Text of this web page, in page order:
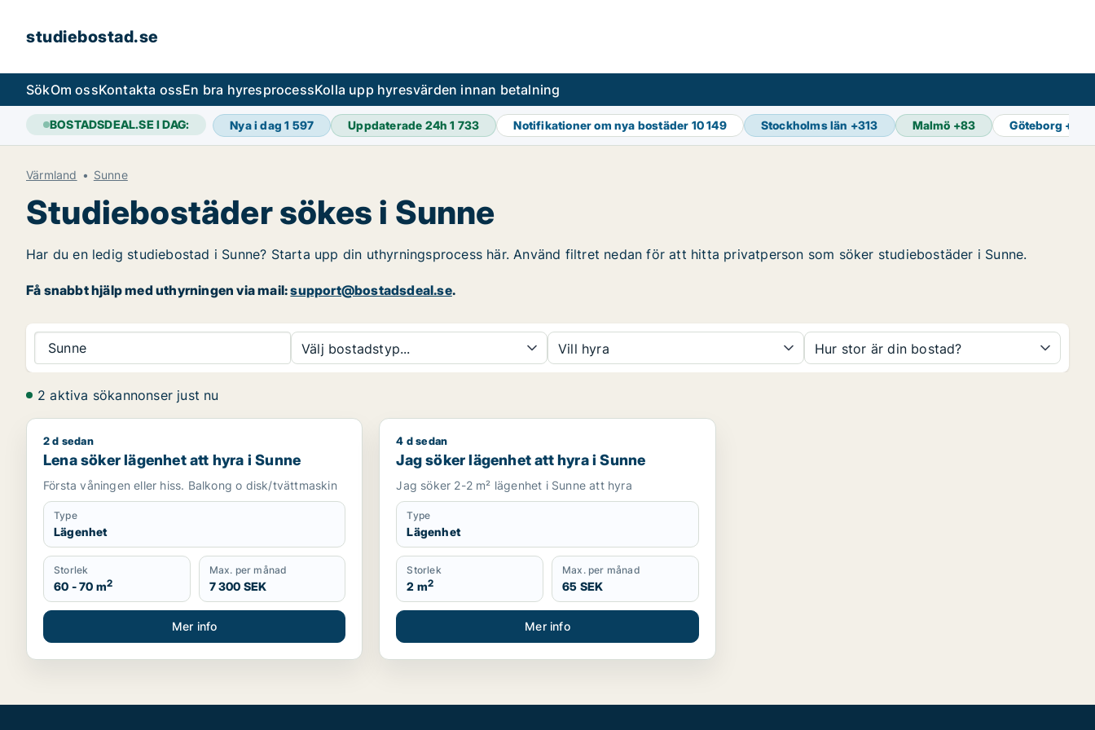
studiebostad.se
SökOm ossKontakta ossEn bra hyresprocessKolla upp hyresvärden innan betalning
BOSTADSDEAL.SE I DAG: Nya i dag1 597 Uppdaterade 24h1 733 Notifikationer om nya bostäder 10 149 Stockholms län +313 Malmö +83 Göteborg +
Värmland Sunne
Studiebostäder sökes i Sunne
Har du en ledig studiebostad i Sunne? Starta upp din uthyrningsprocess här. Använd filtret nedan för att hitta privatperson som söker studiebostäder i Sunne.
Få snabbt hjälp med uthyrningen via mail:support@bostadsdeal.se.
Sunne Välj bostadstyp... Vill hyra Hur stor är din bostad?
2 aktiva sökannonser just nu
Lena söker lägenhet att hyra i Sunne
2 d sedan
Lena söker lägenhet att hyra i Sunne
Första våningen eller hiss. Balkong o disk/tvättmaskin
Type
Lägenhet
Storlek
60 - 70 m2
Max. per månad
7 300 SEK
Mer info
Jag söker lägenhet att hyra i Sunne
4 d sedan
Jag söker lägenhet att hyra i Sunne
Jag söker 2-2 m² lägenhet i Sunne att hyra
Type
Lägenhet
Storlek
2 m2
Max. per månad
65 SEK
Mer info